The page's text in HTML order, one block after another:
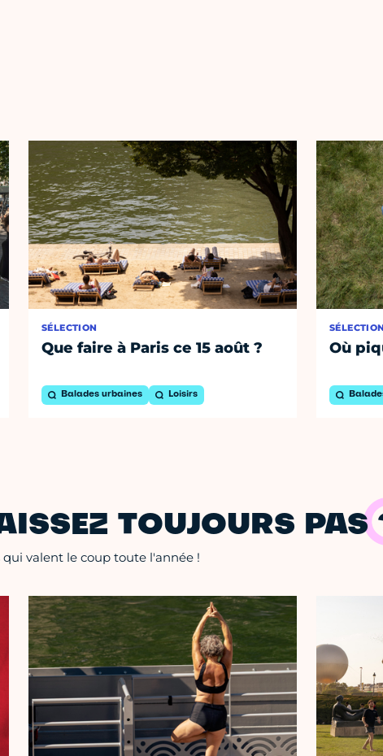
SÉLECTION
Que faire à Paris ce 15 août ?
Balades urbaines Loisirs
SÉLECTION
Où
TOUJOURS PAS
valent le coup toute l'année !